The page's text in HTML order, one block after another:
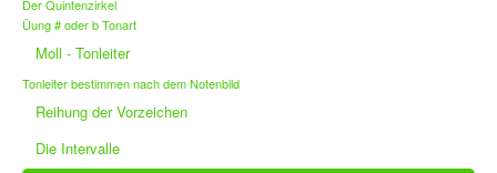
Der Quintenzirkel
Üung # oder b Tonart
Moll - Tonleiter
Tonleiter bestimmen nach dem Notenbild
Reihung der Vorzeichen
Die Intervalle